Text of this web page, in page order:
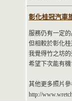
彰化桂冠汽車
服務仍有一定
但相較於彰化
我覺得竹之坊
希望下次能有
其他更多照片
http://